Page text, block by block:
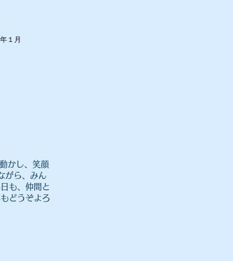
１月
かし、笑顔
がら、みん
も、仲間と
どうぞよろ